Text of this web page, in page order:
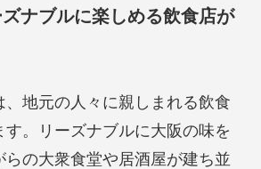
ナブルに楽しめる飲食店が
、地元の人々に親しまれる飲食
す。リーズナブルに大阪の味を
らの大衆食堂や居酒屋が建ち並